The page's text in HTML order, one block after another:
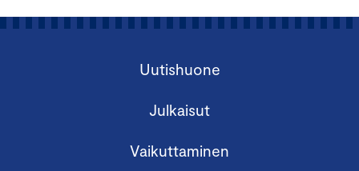
Uutishuone
Julkaisut
Vaikuttaminen